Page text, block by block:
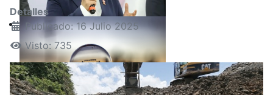
Detalles
Publicado: 16 Julio 2025
Visto: 735